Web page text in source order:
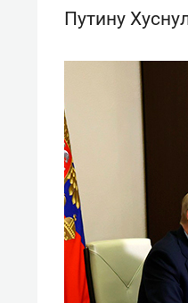
Путину